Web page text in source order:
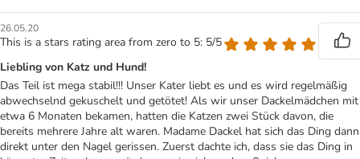
26.05.20
This is a stars rating area from zero to 5: 5/5
Liebling von Katz und Hund!
Das Teil ist mega stabil!!! Unser Kater liebt es und es wird regelmäßig
abwechselnd gekuschelt und getötet! Als wir unser Dackelmädchen mit
etwa 6 Monaten bekamen, hatten die Katzen zwei Stück davon, die
bereits mehrere Jahre alt waren. Madame Dackel hat sich das Ding dann
direkt unter den Nagel gerissen. Zuerst dachte ich, dass sie das Ding in